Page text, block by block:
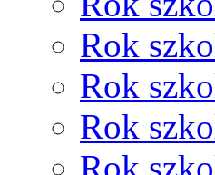
Rok
Rok
Rok
Rok